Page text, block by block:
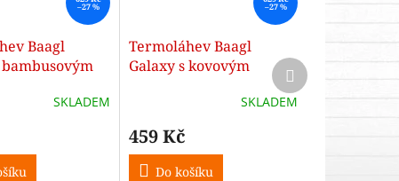
–27 %
Baagl
bambusovým
SKLADEM
–27 %
Termoláhev Baagl
Galaxy s kovovým
SKLADEM
459 Kč
Do košíku
Další
produkt